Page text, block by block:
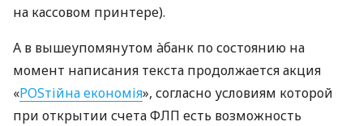
на кассовом принтере).
А в вышеупомянутом àбанк по состоянию на
момент написания текста продолжается акция
«POSтійна економія», согласно условиям которой
при открытии счета ФЛП есть возможность